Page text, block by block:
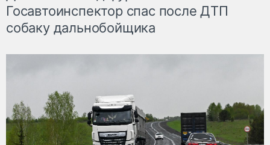
Госавтоинспектор спас после ДТП
собаку дальнобойщика